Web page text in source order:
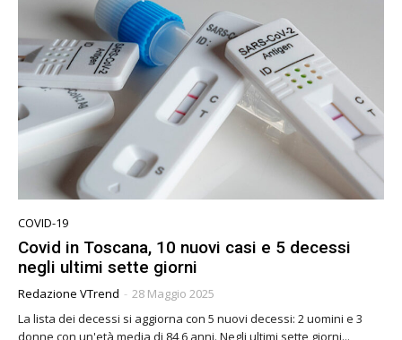
COVID-19
Covid in Toscana, 10 nuovi casi e 5 decessi
negli ultimi sette giorni
Redazione VTrend - 28 Maggio 2025
La lista dei decessi si aggiorna con 5 nuovi decessi: 2 uomini e 3
donne con un'età media di 84,6 anni. Negli ultimi sette giorni...